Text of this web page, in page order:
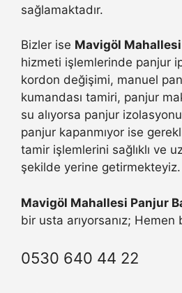
sağlamaktadır.
Bizler ise Mavigöl
hizmeti işlemlerinde panjur
kordon değişimi, manuel
kumandası tamiri, panjur
su alıyorsa panjur
panjur kapanmıyor ise
tamir işlemlerini sağlıklı ve
şekilde yerine getirmekteyiz.
Mavigöl Mahallesi Panjur
bir usta arıyorsanız; Hemen
0530 640 44 22